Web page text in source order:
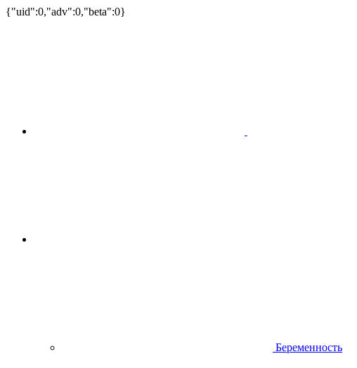
{"uid":0,"adv":0,"beta":0}
Беременность